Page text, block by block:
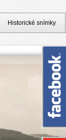
Historické snímky